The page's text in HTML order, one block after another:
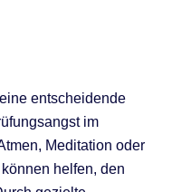
entscheidende
im
Meditation oder
helfen, den